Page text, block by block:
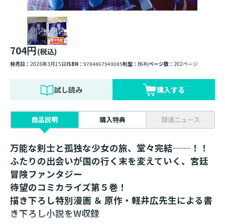
704円(税込)
発売日： 2026年3月15日ISBN： 9784867949085判型： B6判ページ数： 202ページ
試し読み 購入する
商品説明 購入特典 関連ニュース
万能な剣士と孤独な少女の旅、堂々完結──！！
ふたりの出会いが国の行く末を変えていく、宮廷
冒険ファンタジー
待望のコミカライズ第５巻！
描き下ろし特別漫画 ＆ 原作・軽井広先生による書
き下ろし小説をW収録